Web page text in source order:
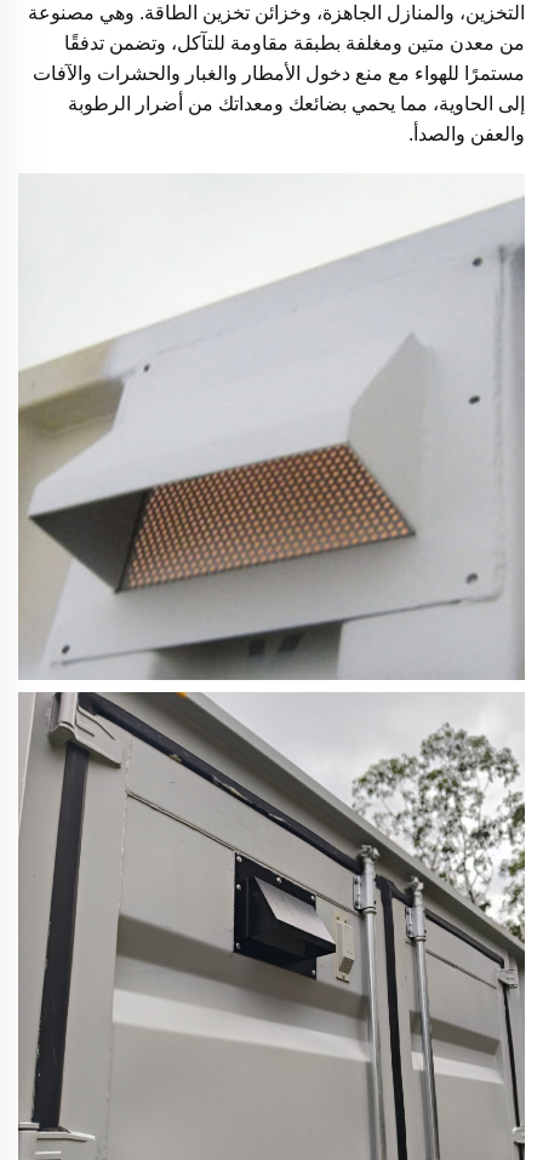
التخزين، والمنازل الجاهزة، وخزائن تخزين الطاقة. وهي مصنوعة
من معدن متين ومغلفة بطبقة مقاومة للتآكل، وتضمن تدفقًا
مستمرًا للهواء مع منع دخول الأمطار والغبار والحشرات والآفات
إلى الحاوية، مما يحمي بضائعك ومعداتك من أضرار الرطوبة
والعفن والصدأ.